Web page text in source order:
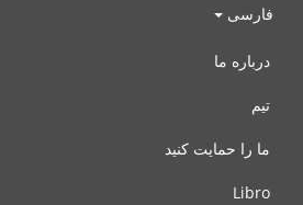
فارسی
درباره ما
تیم
ما را حمایت کنید
Libro